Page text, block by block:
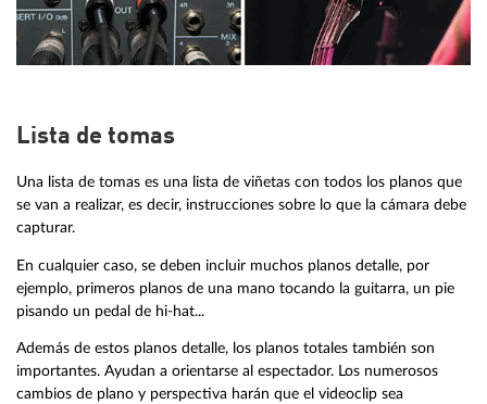
Lista de tomas
Una lista de tomas es una lista de viñetas con todos los planos que
se van a realizar, es decir, instrucciones sobre lo que la cámara debe
capturar.
En cualquier caso, se deben incluir muchos planos detalle, por
ejemplo, primeros planos de una mano tocando la guitarra, un pie
pisando un pedal de hi-hat...
Además de estos planos detalle, los planos totales también son
importantes. Ayudan a orientarse al espectador. Los numerosos
cambios de plano y perspectiva harán que el videoclip sea